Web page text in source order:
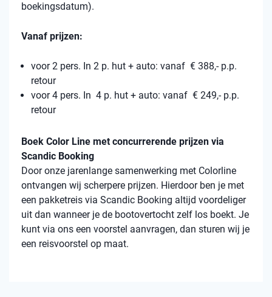
boekingsdatum).
Vanaf prijzen:
voor 2 pers. In 2 p. hut + auto: vanaf € 388,- p.p.
retour
voor 4 pers. In 4 p. hut + auto: vanaf € 249,- p.p.
retour
Boek Color Line met concurrerende prijzen via
Scandic Booking
Door onze jarenlange samenwerking met Colorline
ontvangen wij scherpere prijzen. Hierdoor ben je met
een pakketreis via Scandic Booking altijd voordeliger
uit dan wanneer je de bootovertocht zelf los boekt. Je
kunt via ons een voorstel aanvragen, dan sturen wij je
een reisvoorstel op maat.